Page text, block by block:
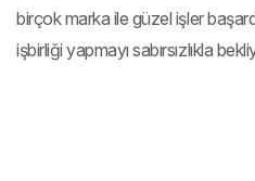
birçok marka ile güzel işler
işbirliği yapmayı sabırsızlıkla